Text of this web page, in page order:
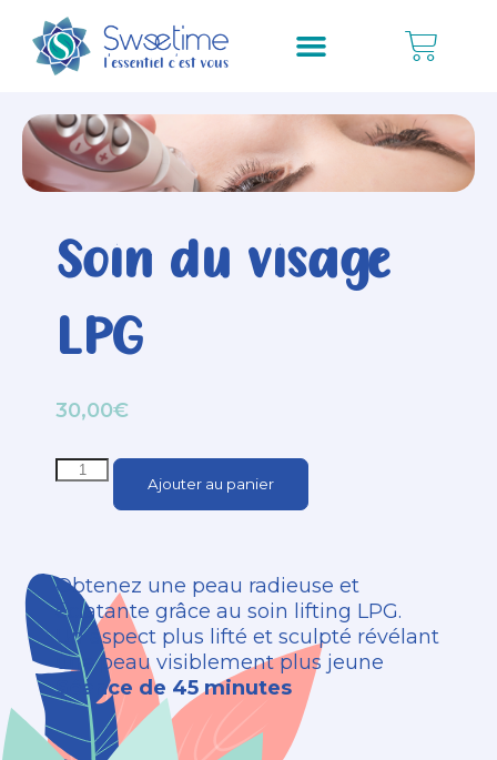
Soin du visage
LPG
30,00€
Ajouter au panier
Obtenez une peau radieuse et
éclatante grâce au soin lifting LPG.
Un aspect plus lifté et sculpté révélant
une peau visiblement plus jeune
Séance de 45 minutes